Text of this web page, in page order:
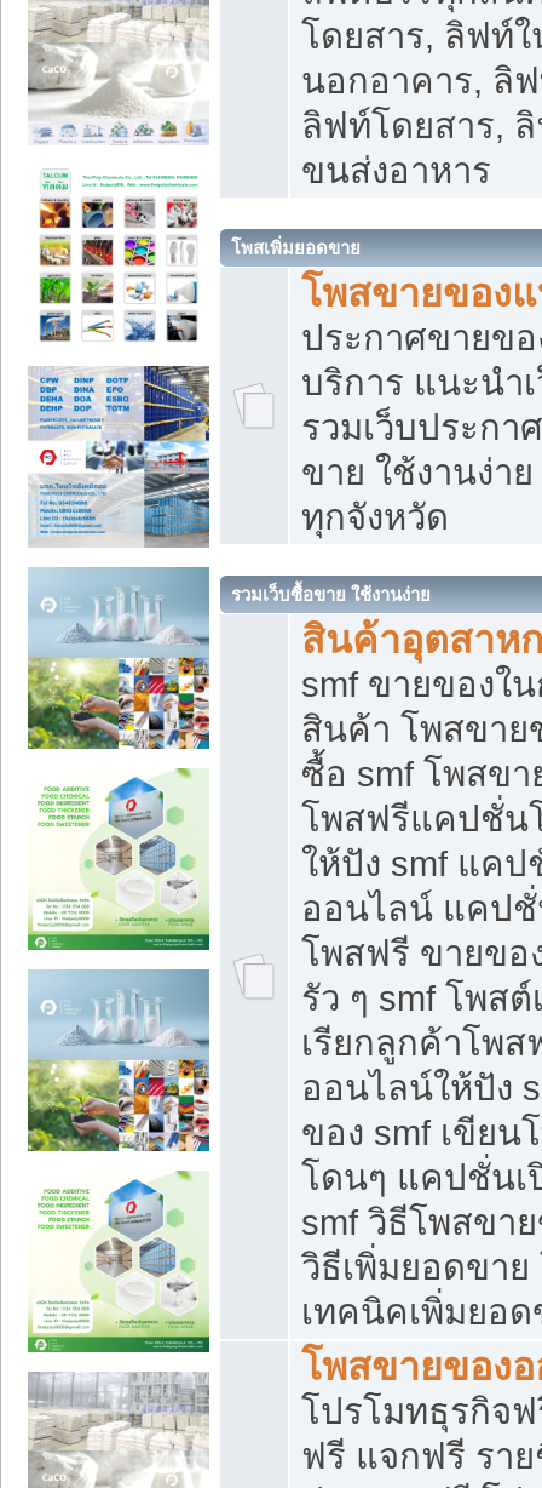
โดยสาร, ลิฟท์
นอกอาคาร, ลิ
ลิฟท์โดยสาร,
ขนส่งอาหาร
โพสเพิ่มยอดขาย
โพสขายของ
ประกาศขายข
บริการ แนะนำ
รวมเว็บประกา
ขาย ใช้งานง่า
ทุกจังหวัด
รวมเว็บซื้อขาย ใช้งานง่าย
สินค้าอุตสาห
smf ขายของใ
สินค้า โพสขาย
ซื้อ smf โพสข
โพสฟรีแคปชั่น
ให้ปัง smf แค
ออนไลน์ แคป
โพสฟรี ขายขอ
รัว ๆ smf โพส
เรียกลูกค้าโพส
ออนไลน์ให้ปัง
ของ smf เขียน
โดนๆ แคปชั่นเ
smf วิธีโพสขา
วิธีเพิ่มยอดขาย
เทคนิคเพิ่มยอด
โพสขายของ
โปรโมทธุรกิจ
ฟรี แจกฟรี ราย